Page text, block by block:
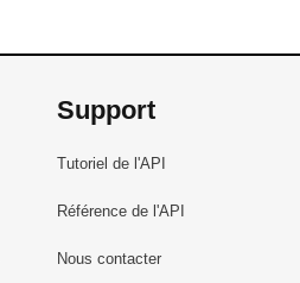
Support
Tutoriel de l'API
Référence de l'API
Nous contacter